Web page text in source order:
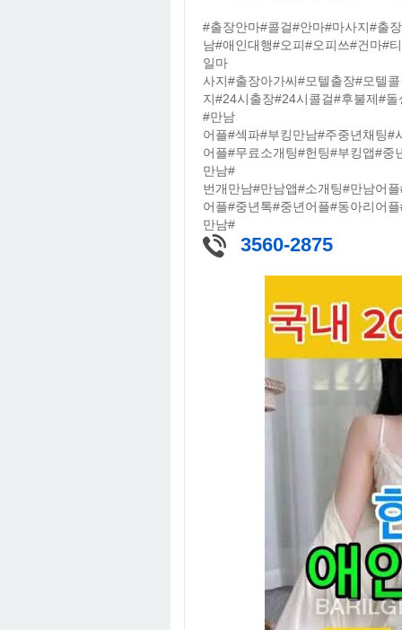
#출장안마#콜걸#안마#마사지#출
남#애인대행#오피#오피쓰#건마#
일마
사지#출장아가씨#모텔출장#모텔
지#24시출장#24시콜걸#후불제#
#만남
어플#섹파#부킹만남#주중년채팅
어플#무료소개팅#헌팅#부킹앱#
만남#
번개만남#만남앱#소개팅#만남어
어플#중년톡#중년어플#동아리어
만남#
3560-2875